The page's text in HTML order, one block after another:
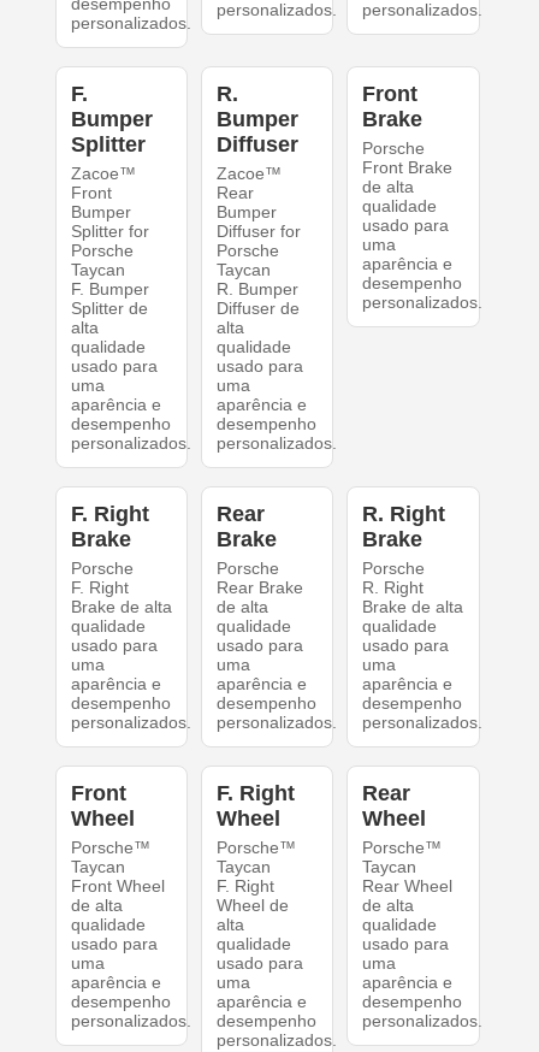
desempenho
personalizados.
personalizados.
personalizados.
F.
Bumper
Splitter
Zacoe™
Front
Bumper
Splitter for
Porsche
Taycan
F. Bumper
Splitter de
alta
qualidade
usado para
uma
aparência e
desempenho
personalizados.
R.
Bumper
Diffuser
Zacoe™
Rear
Bumper
Diffuser for
Porsche
Taycan
R. Bumper
Diffuser de
alta
qualidade
usado para
uma
aparência e
desempenho
personalizados.
Front
Brake
Porsche
Front Brake
de alta
qualidade
usado para
uma
aparência e
desempenho
personalizados.
F. Right
Brake
Porsche
F. Right
Brake de alta
qualidade
usado para
uma
aparência e
desempenho
personalizados.
Rear
Brake
Porsche
Rear Brake
de alta
qualidade
usado para
uma
aparência e
desempenho
personalizados.
R. Right
Brake
Porsche
R. Right
Brake de alta
qualidade
usado para
uma
aparência e
desempenho
personalizados.
Front
Wheel
Porsche™
Taycan
Front Wheel
de alta
qualidade
usado para
uma
aparência e
desempenho
personalizados.
F. Right
Wheel
Porsche™
Taycan
F. Right
Wheel de
alta
qualidade
usado para
uma
aparência e
desempenho
personalizados.
Rear
Wheel
Porsche™
Taycan
Rear Wheel
de alta
qualidade
usado para
uma
aparência e
desempenho
personalizados.